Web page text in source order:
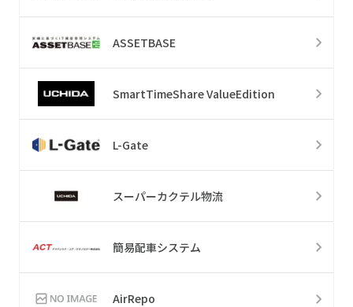
ASSETBASE
SmartTimeShare ValueEdition
L-Gate
スーパーカクテル物流
簡易配車システム
AirRepo